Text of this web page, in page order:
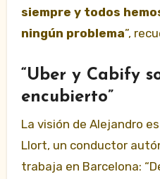
siempre y todos
ningún problema”,
“Uber y Cabify
encubierto”
La visión de Alejandro
Llort, un conductor
trabaja en Barcelona: